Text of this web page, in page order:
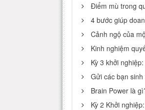
Điểm mù trong
4 bước giúp
Cảnh ngộ của
Kinh nghiệm
Kỳ 3 khởi
Gửi các bạn
Brain Power là
Kỳ 2 Khởi